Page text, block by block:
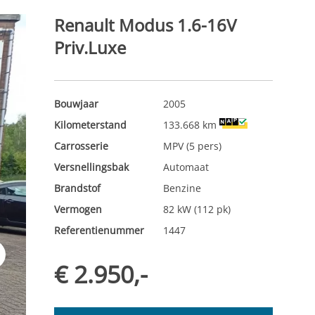
Renault Modus 1.6-16V
Priv.Luxe
Bouwjaar
2005
Kilometerstand
133.668 km
Carrosserie
MPV (5 pers)
Versnellingsbak
Automaat
Brandstof
Benzine
Vermogen
82 kW (112 pk)
Referentienummer
1447
€ 2.950,-